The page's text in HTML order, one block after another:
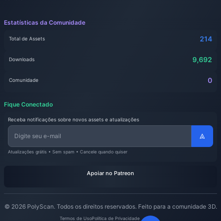
Estatísticas da Comunidade
Total de Assets 214
Downloads 9,692
Comunidade 0
Fique Conectado
Receba notificações sobre novos assets e atualizações
Atualizações grátis • Sem spam • Cancele quando quiser
Apoiar no Patreon
© 2026 PolyScan. Todos os direitos reservados. Feito para a comunidade 3D.
Termos de UsoPolítica de Privacidade